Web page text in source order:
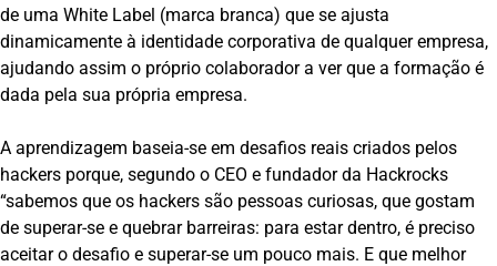
de uma White Label (marca branca) que se ajusta
dinamicamente à identidade corporativa de qualquer empresa,
ajudando assim o próprio colaborador a ver que a formação é
dada pela sua própria empresa.
A aprendizagem baseia-se em desafios reais criados pelos
hackers porque, segundo o CEO e fundador da Hackrocks
“sabemos que os hackers são pessoas curiosas, que gostam
de superar-se e quebrar barreiras: para estar dentro, é preciso
aceitar o desafio e superar-se um pouco mais. E que melhor